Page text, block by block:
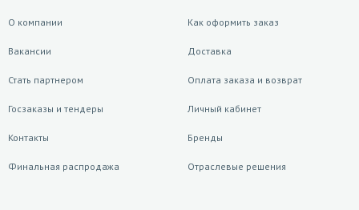
О компании
Вакансии
Стать партнером
Госзаказы и тендеры
Контакты
Финальная распродажа
Как оформить заказ
Доставка
Оплата заказа и возврат
Личный кабинет
Бренды
Отраслевые решения